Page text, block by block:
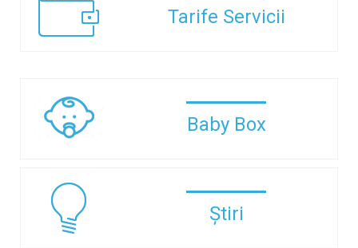
Tarife Servicii
Baby Box
Știri